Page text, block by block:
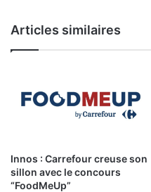
Articles similaires
Innos : Carrefour creuse son
sillon avec le concours
“FoodMeUp”